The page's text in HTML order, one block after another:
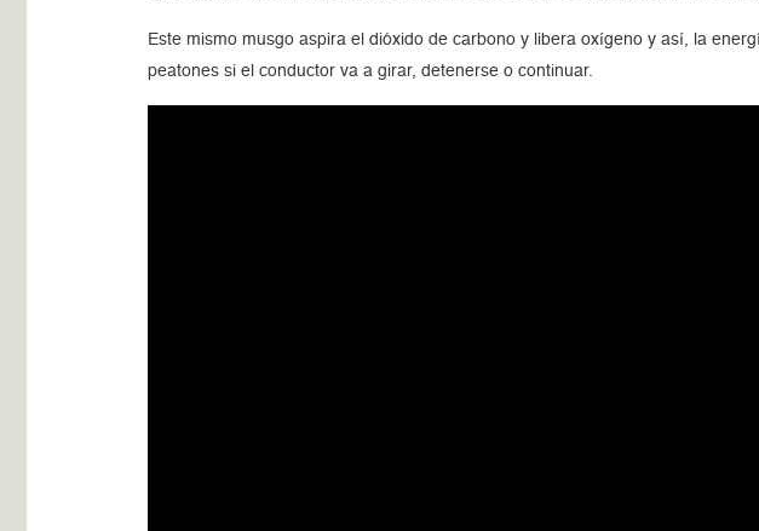
Este mismo musgo aspira el dióxido de carbono y libera oxígeno y así, la
peatones si el conductor va a girar, detenerse o continuar.